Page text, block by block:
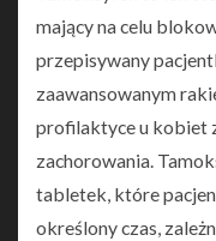
mający na celu
przepisywany
zaawansowanym
profilaktyce u kobiet
zachorowania.
tabletek, które
określony czas,